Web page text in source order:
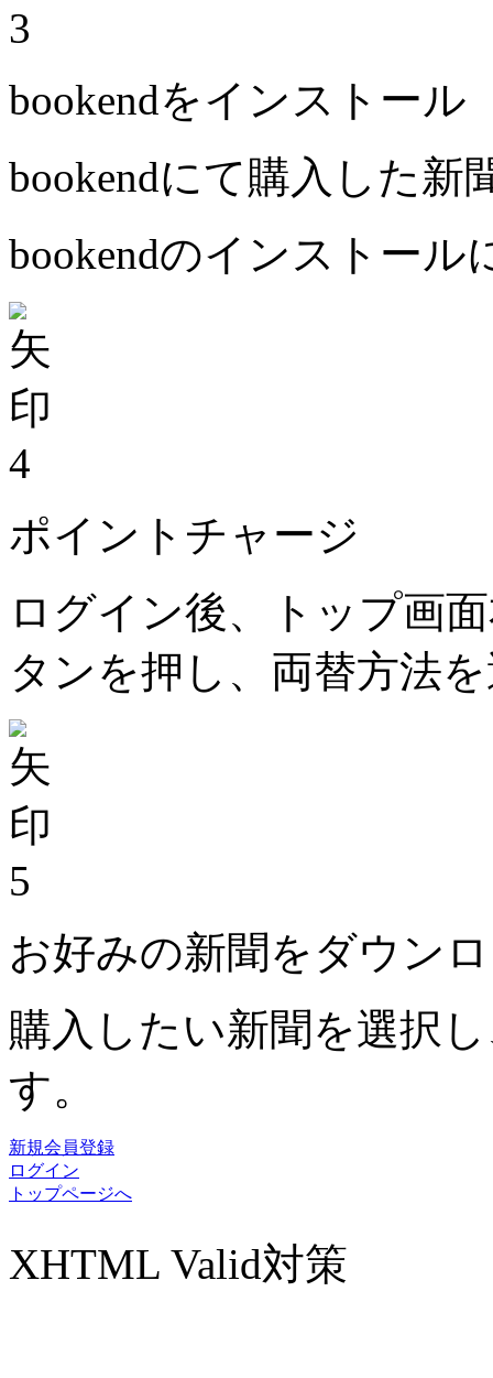
3
bookendをインストール
bookendにて購入した新
bookendのインストール
4
ポイントチャージ
ログイン後、トップ画
タンを押し、両替方法
5
お好みの新聞をダウン
購入したい新聞を選択
す。
新規会員登録
ログイン
トップページへ
XHTML Valid対策